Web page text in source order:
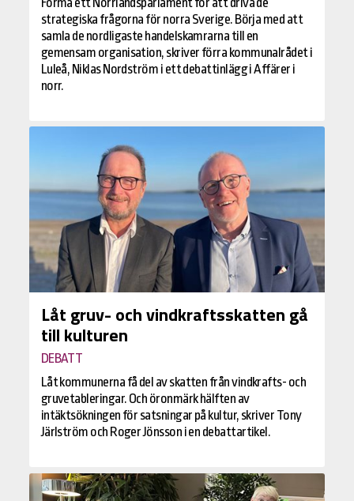
strategiska frågorna för norra Sverige. Börja med att
samla de nordligaste handelskamrarna till en
gemensam organisation, skriver förra kommunalrådet i
Luleå, Niklas Nordström i ett debattinlägg i Affärer i
norr.
Låt gruv- och vindkraftsskatten gå
till kulturen
DEBATT
Låt kommunerna få del av skatten från vindkrafts- och
gruvetableringar. Och öronmärk hälften av
intäktsökningen för satsningar på kultur, skriver Tony
Järlström och Roger Jönsson i en debattartikel.